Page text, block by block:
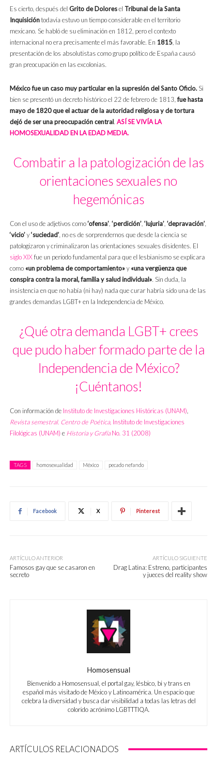
Es cierto, después del Grito de Doloresel Tribunal de la Santa
Inquisicióntodavía estuvo un tiempo considerable en el territorio
mexicano. Se habló de su eliminación en 1812, pero el contexto
internacional no era precisamente el más favorable. En 1815 , la
presentación de los absolutistas como grupo político de España causó
gran preocupación en las excolonias.
México fue un caso muy particular en la supresión del Santo Oficio. Si
bien se presentó un decreto histórico el 22 de febrero de 1813,fue hasta
mayo de 1820 que el actuar de la autoridad religiosa y de tortura
dejó de ser una preocupación central. ASÍ SE VIVÍA LA
HOMOSEXUALIDAD EN LA EDAD MEDIA.
Combatir a la patologización de las
orientaciones sexuales no
hegemónicas
Con el uso de adjetivos como‘ofensa’ ‘perdición’ ‘lujuria’ ‘depravación’
‘vicio’y‘suciedad’ , no es de sorprendernos que desde la ciencia se
patologizaron y criminalizaron las orientaciones sexuales disidentes. El
siglo XIXfue un periodo fundamental para que el lesbianismo se explicara
como «un problema de comportamiento»y «una vergüenza que
conspira contra la moral, familia y salud individual». Sin duda, la
insistencia en que no había (ni hay) nada que curar habría sido una de las
grandes demandas LGBT+ en la Independencia de México.
¿Qué otra demanda LGBT+ crees
que pudo haber formado parte de la
Independencia de México?
¡Cuéntanos!
Con información de Instituto de Investigaciones Históricas (UNAM)
Revista semestral. Centro de Poética, Instituto de Investigaciones
Filológicas (UNAM) e Historia y GrafíaNo. 31 (2008)
TAGS homosexualidad México pecado nefando
Facebook X Pinterest
ARTÍCULO ANTERIOR
Famosos gay que se casaron en
secreto
ARTÍCULO SIGUIENTE
Drag Latina: Estreno, participantes
y jueces del reality show
Homosensual
Bienvenido a Homosensual, el portal gay, lésbico, bi y trans en
español más visitado de México y Latinoamérica. Un espacio que
celebra la diversidad y busca dar visibilidad a todas las letras del
colorido acrónimo LGBTTTIQA.
ARTÍCULOS RELACIONADOS